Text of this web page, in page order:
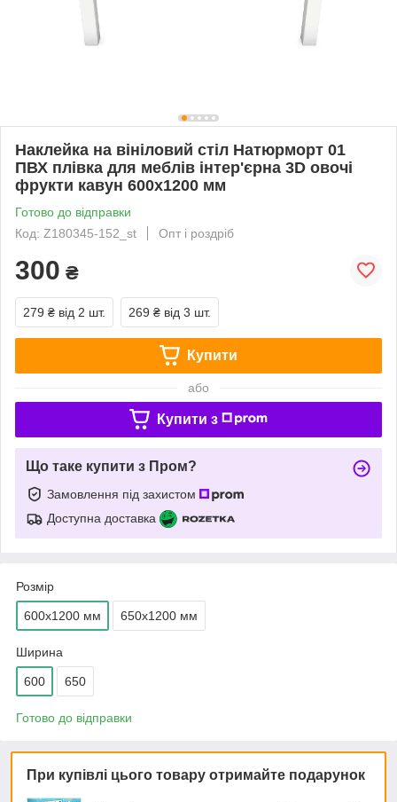
Наклейка на вініловий стіл Натюрморт 01
ПВХ плівка для меблів інтер'єрна 3D овочі
фрукти кавун 600х1200 мм
Готово до відправки
Код: Z180345-152_st
Опт і роздріб
300 ₴
279 ₴ від 2 шт. 269 ₴ від 3 шт.
Купити
або
Купити з
Що таке купити з Пром?
Замовлення під захистом
Доступна доставка
Розмір
600х1200 мм 650х1200 мм
Ширина
600 650
Готово до відправки
При купівлі цього товару отримайте подарунок